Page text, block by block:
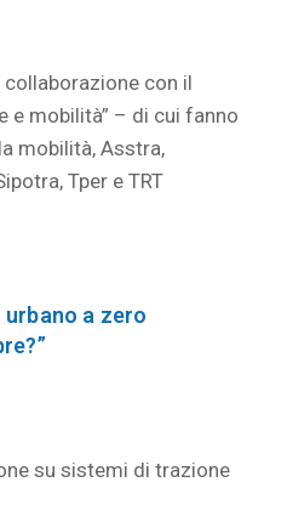
con il
e mobilità” – di cui fanno
mobilità, Asstra,
Tper e TRT
urbano a zero
su sistemi di trazione